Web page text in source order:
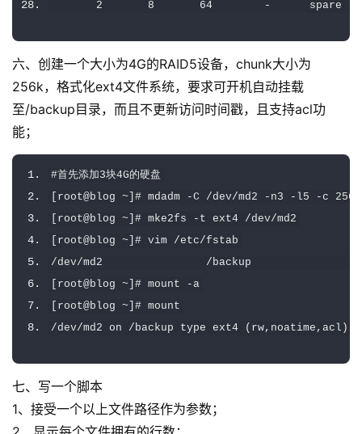
2 8 64 -
      spare
六、创建一个大小为4G的RAID5设备，chunk大小为
256k，格式化ext4文件系统，要求可开机自动挂载
至/backup目录，而且不更新访问时间戳，且支持acl功
能；
#首先添加3块4G的硬盘
root@blog ~]# mdadm -C / dev/md2 - n3 - l5 -c 256
root@blog ~]# mke2fs - t ext4 / dev/md2
root@blog ~]# vim /etc/ fstab
/ dev/md2 / backup
root@blog ~]# mount - a
root@blog ~]# mount
/ dev/md2 on / backup type ext4 ( rw, noatime , acl )
七、写一个脚本
1、接受一个以上文件路径作为参数；